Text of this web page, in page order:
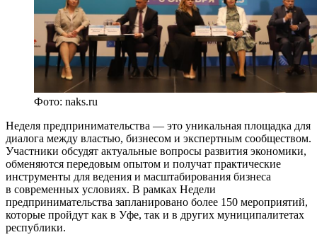
Фото: naks.ru
Неделя предпринимательства — это уникальная площадка для
диалога между властью, бизнесом и экспертным сообществом.
Участники обсудят актуальные вопросы развития экономики,
обменяются передовым опытом и получат практические
инструменты для ведения и масштабирования бизнеса
в современных условиях. В рамках Недели
предпринимательства запланировано более 150 мероприятий,
которые пройдут как в Уфе, так и в других муниципалитетах
республики.